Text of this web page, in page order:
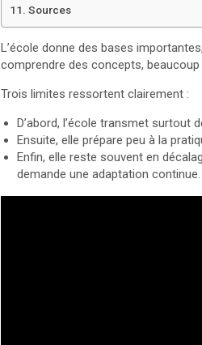
Sources
L’école donne des bases
comprendre des concepts,
Trois limites ressortent clairement :
D’abord, l’école transmet surtout
Ensuite, elle prépare peu à la
Enfin, elle reste souvent en
demande une adaptation continue.